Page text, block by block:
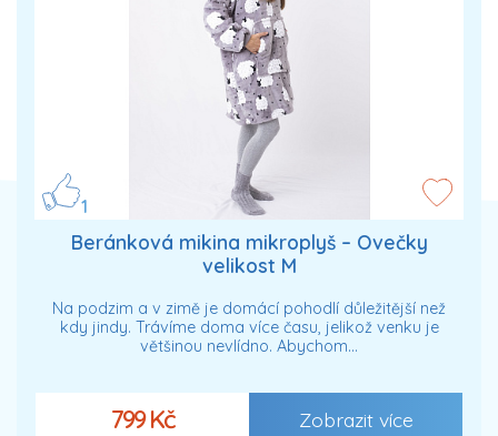
1
Beránková mikina mikroplyš – Ovečky
velikost M
Na podzim a v zimě je domácí pohodlí důležitější než
kdy jindy. Trávíme doma více času, jelikož venku je
většinou nevlídno. Abychom…
799 Kč Zobrazit více